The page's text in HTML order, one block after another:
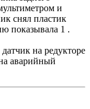
и
снял пластик
показывала 1 .
на редукторе
аварийный